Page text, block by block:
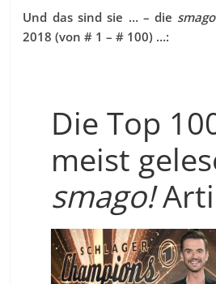
Und das sind sie … – die
2018 (von # 1 – # 100) …:
Die Top
meist
smago!